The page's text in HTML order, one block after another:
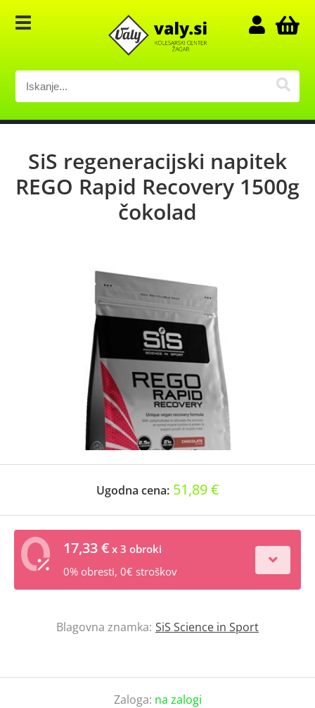
SiS regeneracijski napitek
REGO Rapid Recovery 1500g
čokolad
Ugodna cena: 51,89 €
17,33 € x 3 obroki
0% obresti, 0€ stroškov
Blagovna znamka: SiS Science in Sport
Zaloga: na zalogi